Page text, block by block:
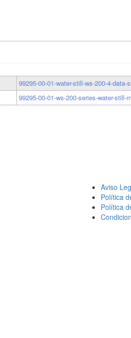
99295-00-01-water-still-ws-200-4-data-
99295-00-01-ws-200-series-water-still-
Aviso
Política
Política